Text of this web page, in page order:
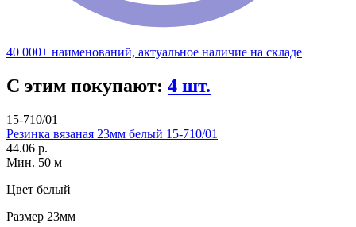
40 000+ наименований, актуальное наличие на складе
С этим покупают: 4 шт.
15-710/01
Резинка вязаная 23мм белый 15-710/01
44.06 р.
Мин. 50 м
Цвет белый
Размер 23мм